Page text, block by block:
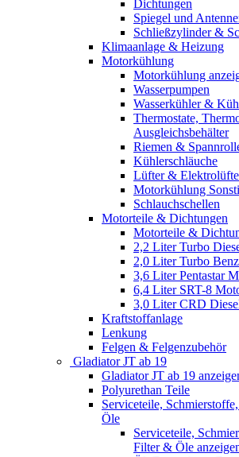
Dichtungen
Spiegel und
Schließzylinder &
Klimaanlage & Heizung
Motorkühlung
Motorkühlung
Wasserpumpen
Wasserkühler &
Thermostate,
Ausgleichsbehälter
Riemen &
Kühlerschläuche
Lüfter &
Motorkühlung
Schlauchschellen
Motorteile & Dichtungen
Motorteile &
2,2 Liter Turbo
2,0 Liter Turbo
3,6 Liter Pentastar
6,4 Liter SRT-8
3,0 Liter CRD
Kraftstoffanlage
Lenkung
Felgen & Felgenzubehör
Gladiator JT ab 19
Gladiator JT ab 19
Polyurethan Teile
Serviceteile,
Öle
Serviceteile,
Filter & Öle